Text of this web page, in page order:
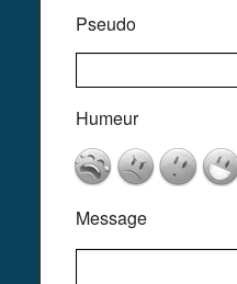
Pseudo
Humeur
Message